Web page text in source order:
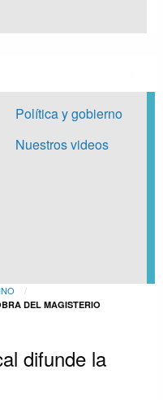
Política y gobierno
Nuestros videos
DEL MAGISTERIO
difunde la